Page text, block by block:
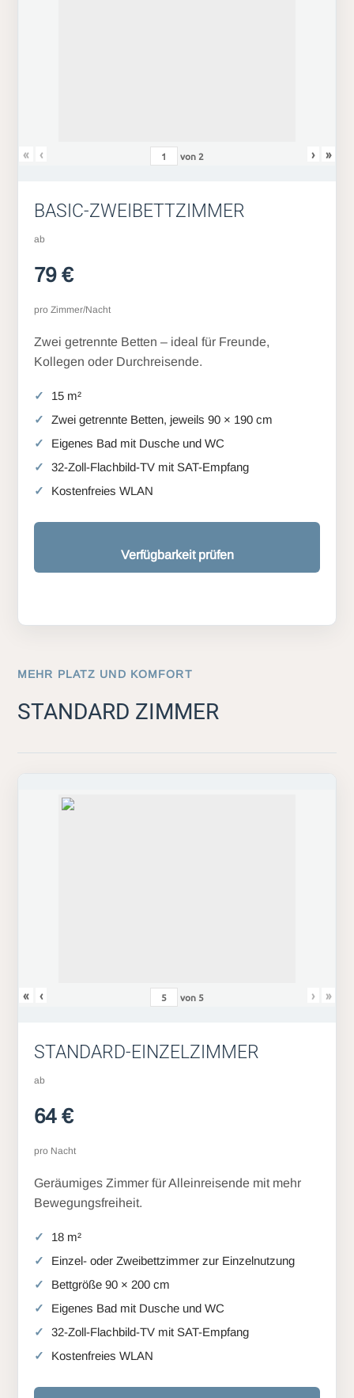
« ‹ von 2 › »
BASIC-ZWEIBETTZIMMER
ab
79 €
pro Zimmer/Nacht
Zwei getrennte Betten – ideal für Freunde,
Kollegen oder Durchreisende.
15 m²
Zwei getrennte Betten, jeweils 90 × 190 cm
Eigenes Bad mit Dusche und WC
32-Zoll-Flachbild-TV mit SAT-Empfang
Kostenfreies WLAN
Verfügbarkeit prüfen
MEHR PLATZ UND KOMFORT
STANDARD ZIMMER
« ‹ von 5 › »
STANDARD-EINZELZIMMER
ab
64 €
pro Nacht
Geräumiges Zimmer für Alleinreisende mit mehr
Bewegungsfreiheit.
18 m²
Einzel- oder Zweibettzimmer zur Einzelnutzung
Bettgröße 90 × 200 cm
Eigenes Bad mit Dusche und WC
32-Zoll-Flachbild-TV mit SAT-Empfang
Kostenfreies WLAN